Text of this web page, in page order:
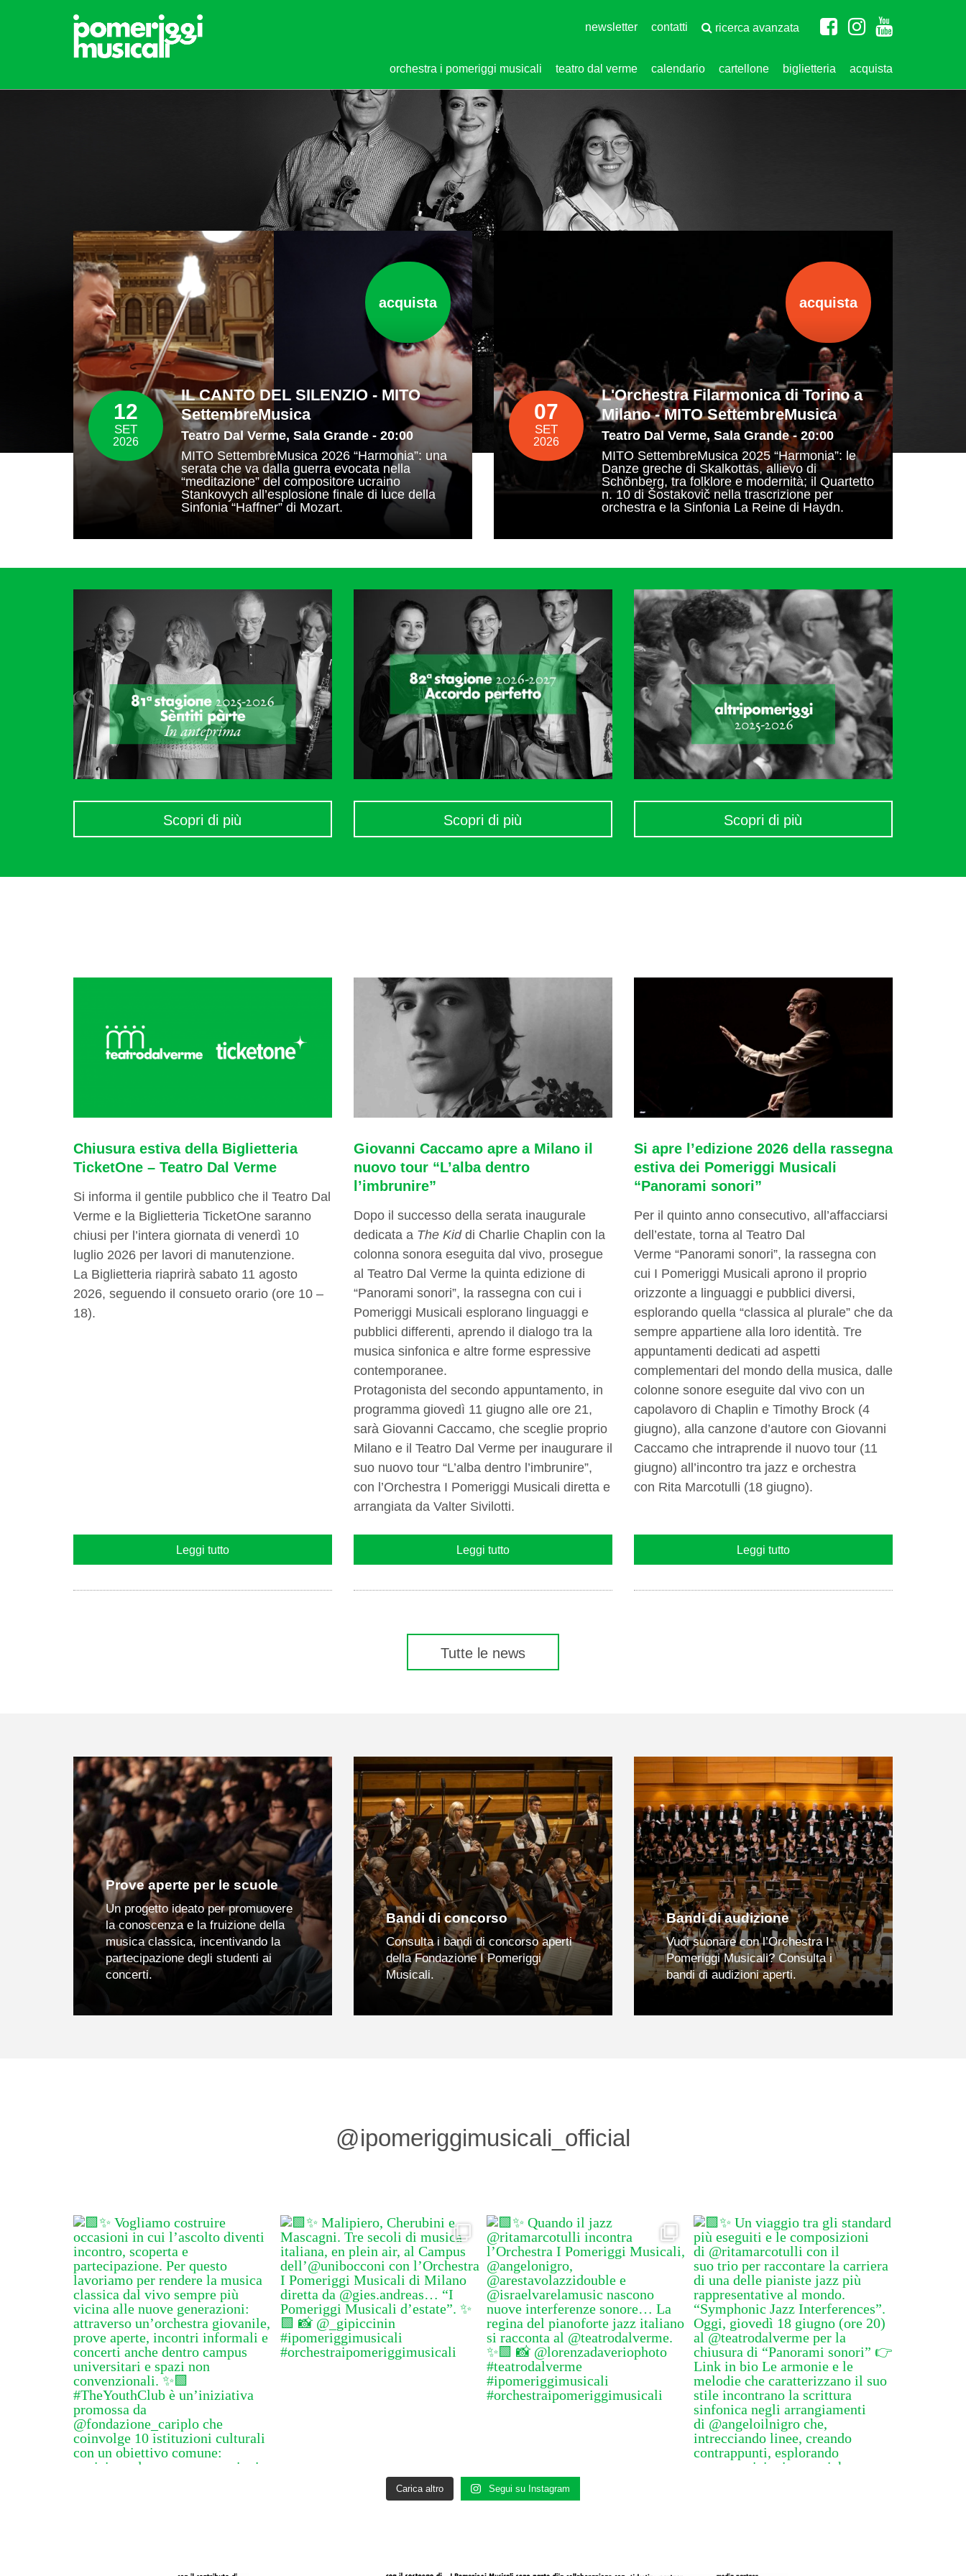
newsletter contatti ricerca avanzata
orchestra i pomeriggi musicali teatro dal verme calendario cartellone biglietteria acquista
acquista
12
SET
2026
IL CANTO DEL SILENZIO - MITO
SettembreMusica
Teatro Dal Verme, Sala Grande - 20:00
MITO SettembreMusica 2026 “Harmonia”: una
serata che va dalla guerra evocata nella
“meditazione” del compositore ucraino
Stankovych all’esplosione finale di luce della
Sinfonia “Haffner” di Mozart.
acquista
07
SET
2026
L'Orchestra Filarmonica di Torino a
Milano - MITO SettembreMusica
Teatro Dal Verme, Sala Grande - 20:00
MITO SettembreMusica 2025 “Harmonia”: le
Danze greche di Skalkottas, allievo di
Schönberg, tra folklore e modernità; il Quartetto
n. 10 di Šostakovič nella trascrizione per
orchestra e la Sinfonia La Reine di Haydn.
Scopri di più Scopri di più Scopri di più
Chiusura estiva della Biglietteria
TicketOne – Teatro Dal Verme
Si informa il gentile pubblico che il Teatro Dal
Verme e la Biglietteria TicketOne saranno
chiusi per l’intera giornata di venerdì 10
luglio 2026 per lavori di manutenzione.
La Biglietteria riaprirà sabato 11 agosto
2026, seguendo il consueto orario (ore 10 –
18).
Leggi tutto
Giovanni Caccamo apre a Milano il
nuovo tour “L’alba dentro
l’imbrunire”
Dopo il successo della serata inaugurale
dedicata a The Kiddi Charlie Chaplin con la
colonna sonora eseguita dal vivo, prosegue
al Teatro Dal Verme la quinta edizione di
“Panorami sonori”, la rassegna con cui i
Pomeriggi Musicali esplorano linguaggi e
pubblici differenti, aprendo il dialogo tra la
musica sinfonica e altre forme espressive
contemporanee.
Protagonista del secondo appuntamento, in
programma giovedì 11 giugno alle ore 21,
sarà Giovanni Caccamo, che sceglie proprio
Milano e il Teatro Dal Verme per inaugurare il
suo nuovo tour “L’alba dentro l’imbrunire”,
con l’Orchestra I Pomeriggi Musicali diretta e
arrangiata da Valter Sivilotti.
Leggi tutto
Si apre l’edizione 2026 della rassegna
estiva dei Pomeriggi Musicali
“Panorami sonori”
Per il quinto anno consecutivo, all’affacciarsi
dell’estate, torna al Teatro Dal
Verme “Panorami sonori”, la rassegna con
cui I Pomeriggi Musicali aprono il proprio
orizzonte a linguaggi e pubblici diversi,
esplorando quella “classica al plurale” che da
sempre appartiene alla loro identità. Tre
appuntamenti dedicati ad aspetti
complementari del mondo della musica, dalle
colonne sonore eseguite dal vivo con un
capolavoro di Chaplin e Timothy Brock (4
giugno), alla canzone d’autore con Giovanni
Caccamo che intraprende il nuovo tour (11
giugno) all’incontro tra jazz e orchestra
con Rita Marcotulli (18 giugno).
Leggi tutto
Tutte le news
Prove aperte per le scuole
Un progetto ideato per promuovere
la conoscenza e la fruizione della
musica classica, incentivando la
partecipazione degli studenti ai
concerti.
Bandi di concorso
Consulta i bandi di concorso aperti
della Fondazione I Pomeriggi
Musicali.
Bandi di audizione
Vuoi suonare con l’Orchestra I
Pomeriggi Musicali? Consulta i
bandi di audizioni aperti.
@ipomeriggimusicali_official
Carica altro Segui su Instagram